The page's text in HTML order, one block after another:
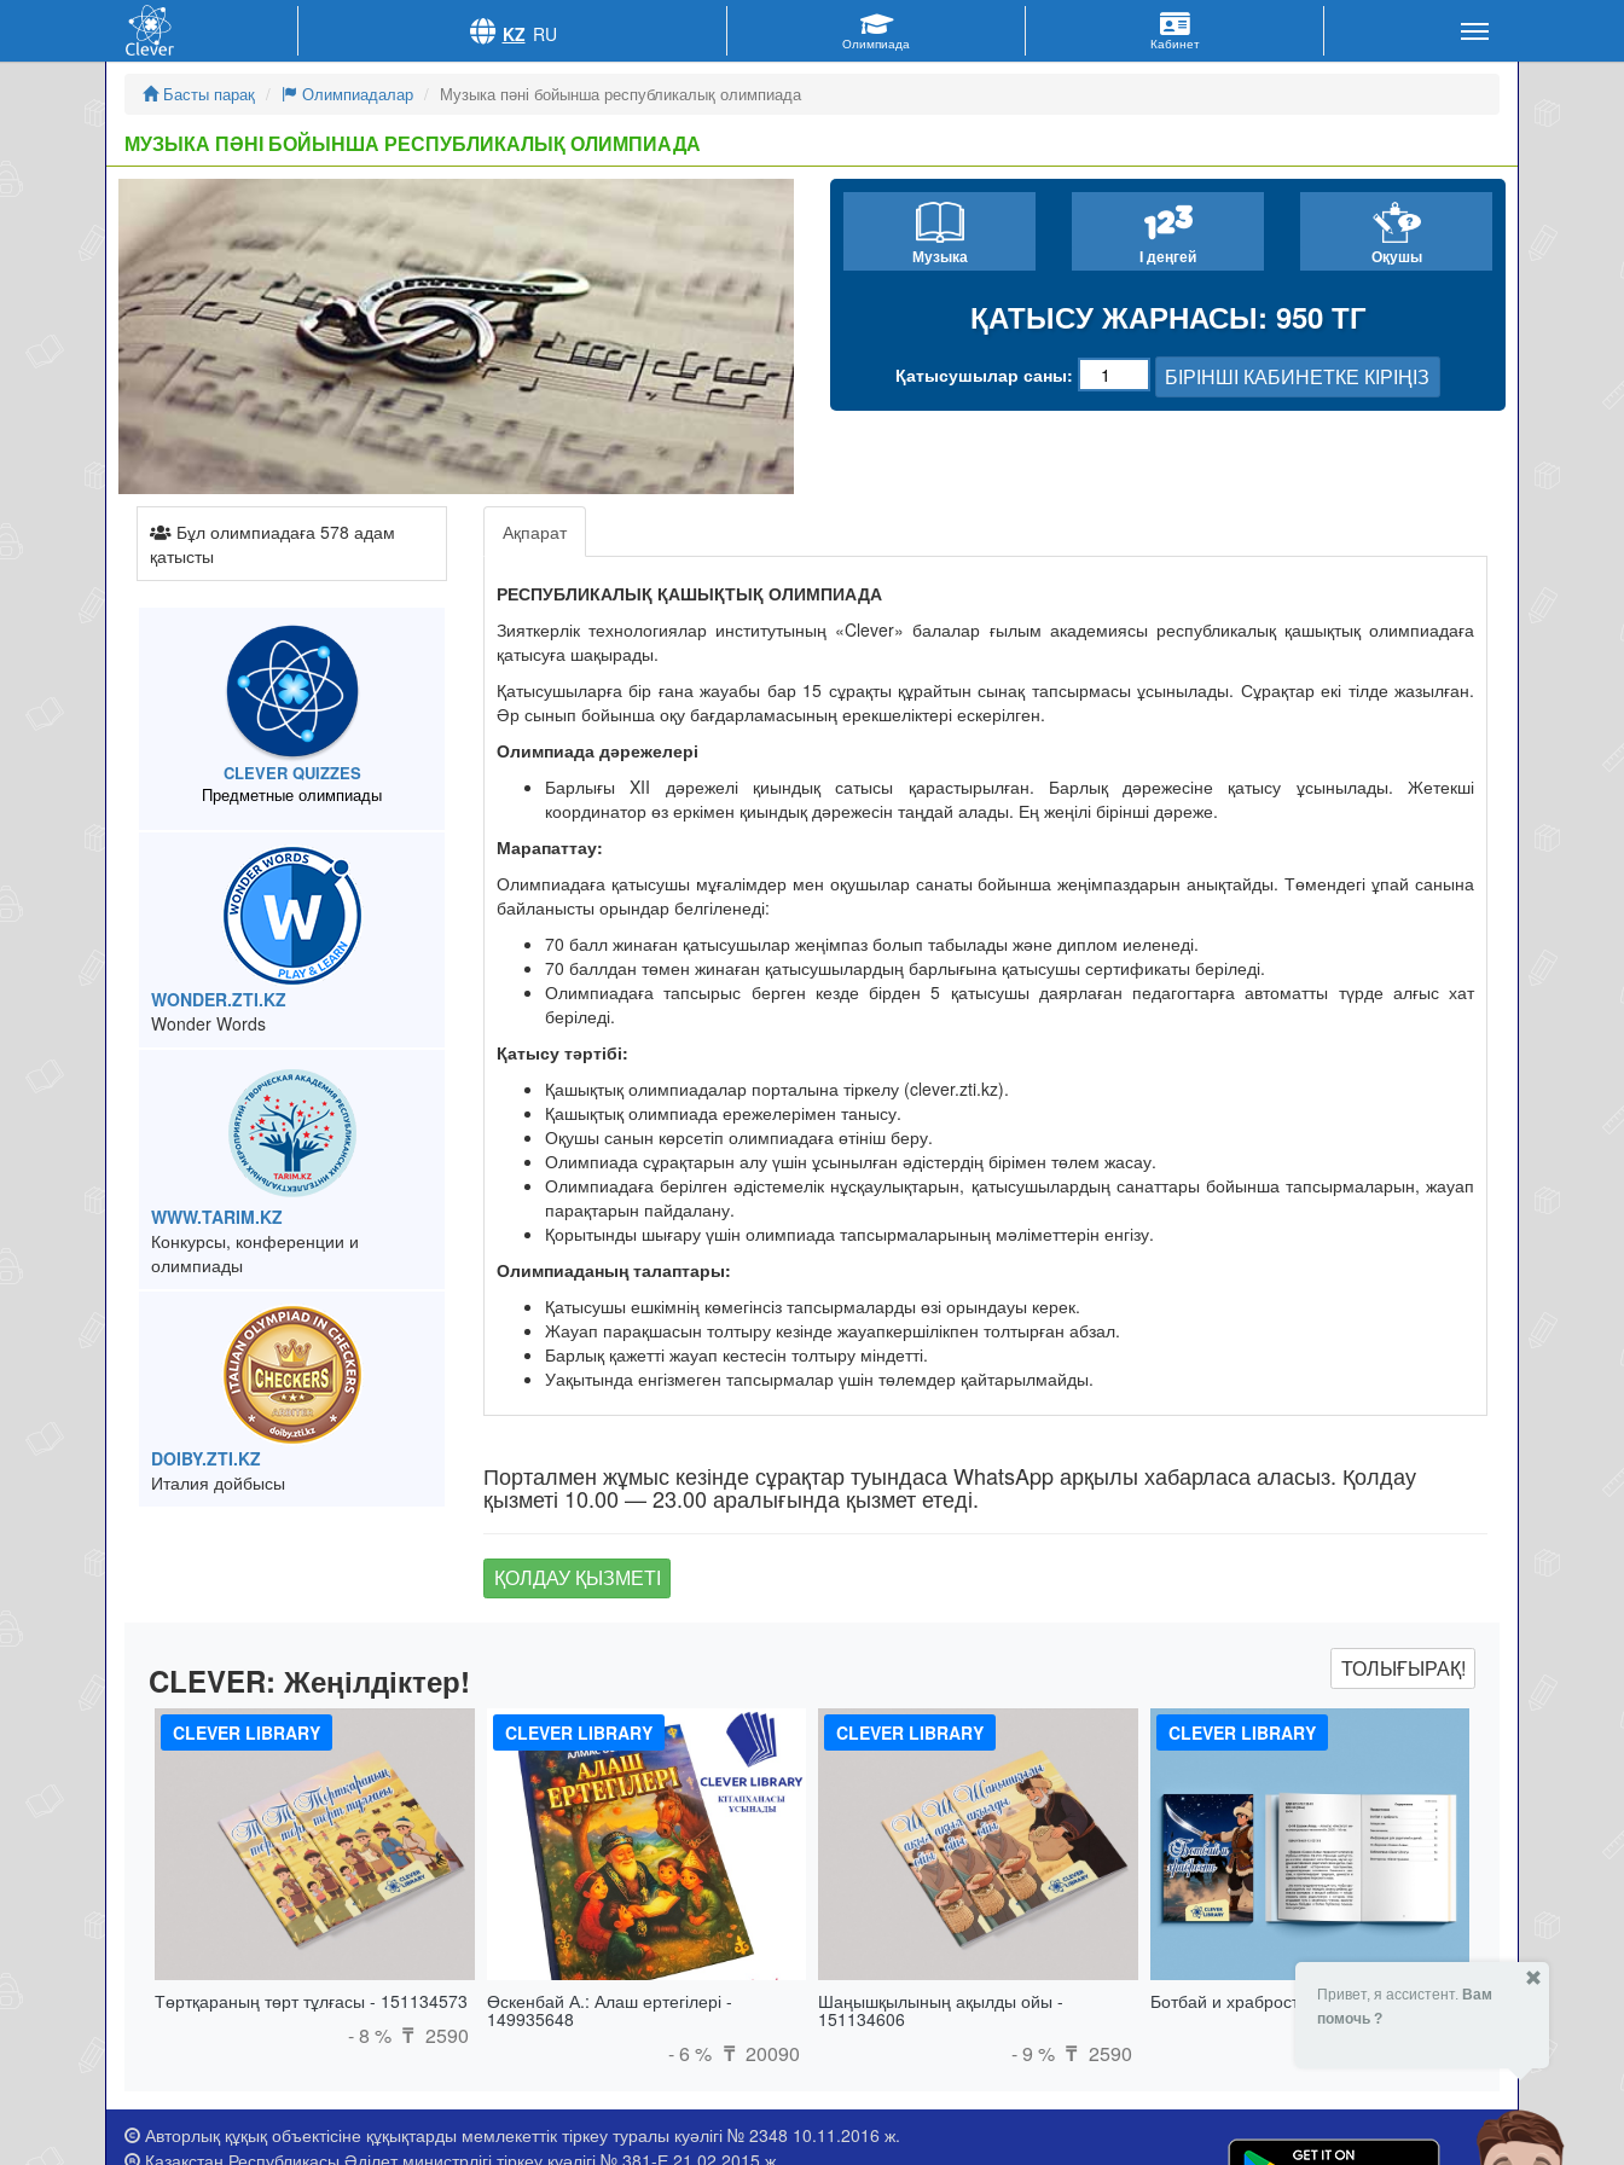
Басты парақ Олимпиадалар Музыка пәні бойынша республикалық олимпиада
МУЗЫКА ПӘНІ БОЙЫНША РЕСПУБЛИКАЛЫҚ ОЛИМПИАДА
Музыка I деңгей Оқушы
ҚАТЫСУ ЖАРНАСЫ: 950 ТГ
Қатысушылар саны: БІРІНШІ КАБИНЕТКЕ КІРІҢІЗ
Бұл олимпиадаға 578 адам
қатысты
CLEVER QUIZZES
Предметные олимпиады
WONDER.ZTI.KZ
Wonder Words
WWW.TARIM.KZ
Конкурсы, конференции и
олимпиады
DOIBY.ZTI.KZ
Италия дойбысы
Ақпарат
РЕСПУБЛИКАЛЫҚ ҚАШЫҚТЫҚ ОЛИМПИАДА
Зияткерлік технологиялар институтының «Clever» балалар ғылым академиясы республикалық қашықтық олимпиадаға
қатысуға шақырады.
Қатысушыларға бір ғана жауабы бар 15 сұрақты құрайтын сынақ тапсырмасы ұсынылады. Сұрақтар екі тілде жазылған.
Әр сынып бойынша оқу бағдарламасының ерекшеліктері ескерілген.
Олимпиада дәрежелері
Барлығы XII дәрежелі қиындық сатысы қарастырылған. Барлық дәрежесіне қатысу ұсынылады. Жетекші
координатор өз еркімен қиындық дәрежесін таңдай алады. Ең жеңілі бірінші дәреже.
Марапаттау:
Олимпиадаға қатысушы мұғалімдер мен оқушылар санаты бойынша жеңімпаздарын анықтайды. Төмендегі ұпай санына
байланысты орындар белгіленеді:
70 балл жинаған қатысушылар жеңімпаз болып табылады және диплом иеленеді.
70 баллдан төмен жинаған қатысушылардың барлығына қатысушы сертификаты беріледі.
Олимпиадаға тапсырыс берген кезде бірден 5 қатысушы даярлаған педагогтарға автоматты түрде алғыс хат
беріледі.
Қатысу тәртібі:
Қашықтық олимпиадалар порталына тіркелу (clever.zti.kz).
Қашықтық олимпиада ережелерімен танысу.
Оқушы санын көрсетіп олимпиадаға өтініш беру.
Олимпиада сұрақтарын алу үшін ұсынылған әдістердің бірімен төлем жасау.
Олимпиадаға берілген әдістемелік нұсқаулықтарын, қатысушылардың санаттары бойынша тапсырмаларын, жауап
парақтарын пайдалану.
Қорытынды шығару үшін олимпиада тапсырмаларының мәліметтерін енгізу.
Олимпиаданың талаптары:
Қатысушы ешкімнің көмегінсіз тапсырмаларды өзі орындауы керек.
Жауап парақшасын толтыру кезінде жауапкершілікпен толтырған абзал.
Барлық қажетті жауап кестесін толтыру міндетті.
Уақытында енгізмеген тапсырмалар үшін төлемдер қайтарылмайды.
Порталмен жұмыс кезінде сұрақтар туындаса WhatsApp арқылы хабарласа аласыз. Қолдау
қызметі 10.00 — 23.00 аралығында қызмет етеді.
ҚОЛДАУ ҚЫЗМЕТІ
CLEVER: Жеңілдіктер! ТОЛЫҒЫРАҚ!
CLEVER LIBRARY
Төртқараның төрт тұлғасы - 151134573
- 8 % ₸ 2590
CLEVER LIBRARY
Өскенбай А.: Алаш ертегілері -
149935648
- 6 % ₸ 20090
CLEVER LIBRARY
Шаңышқылының ақылды ойы -
151134606
- 9 % ₸ 2590
CLEVER LIBRARY
Ботбай и храбрость - 151417495
Авторлық құқық объектісіне құқықтарды мемлекеттік тіркеу туралы куәлігі № 2348 10.11.2016 ж.
KZ RU
Привет, я ассистент. Вам
помочь ?